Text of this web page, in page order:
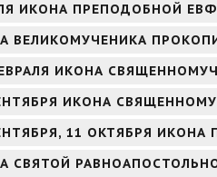
ИКОНА ПРЕПОДОБНОЙ
ВЕЛИКОМУЧЕНИКА
ИКОНА
ИКОНА
11 ОКТЯБРЯ
СВЯТОЙ